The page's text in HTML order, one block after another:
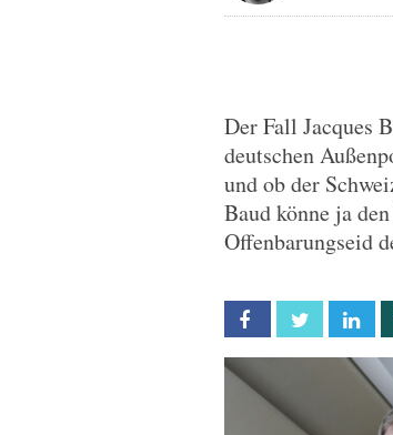
Der Fall Jacques
deutschen
und ob der
Baud könne ja
Offenbarungseid
Facebook Twitter